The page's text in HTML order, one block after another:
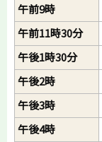
午前9時
午前11時30分
午後1時30分
午後2時
午後3時
午後4時